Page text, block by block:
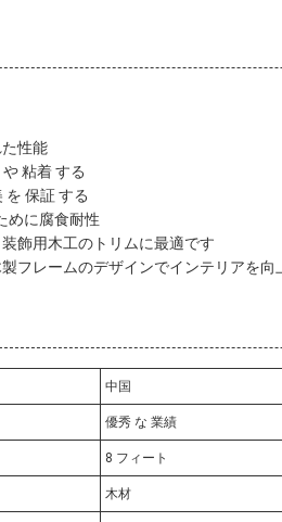
性能
粘着 する
を 保証 する
めに腐食耐性
飾用木工のトリムに最適です
フレームのデザインでインテリアを向
中国
優秀 な 業績
8 フィート
木材